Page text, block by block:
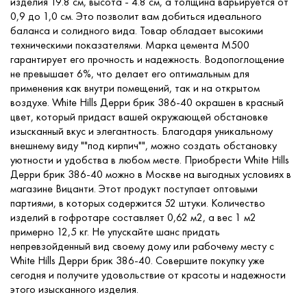
0,9 до 1,0 см. Это позволит вам добиться идеального
баланса и солидного вида. Товар обладает высокими
техническими показателями. Марка цемента М500
гарантирует его прочность и надежность. Водопоглощение
не превышает 6%, что делает его оптимальным для
применения как внутри помещений, так и на открытом
воздухе. White Hills Дерри брик 386-40 окрашен в красный
цвет, который придаст вашей окружающей обстановке
изысканный вкус и элегантность. Благодаря уникальному
внешнему виду ""под кирпич"", можно создать обстановку
уютности и удобства в любом месте. Приобрести White Hills
Дерри брик 386-40 можно в Москве на выгодных условиях в
магазине Вицанти. Этот продукт поступает оптовыми
партиями, в которых содержится 52 штуки. Количество
изделий в гофротаре составляет 0,62 м2, а вес 1 м2
примерно 12,5 кг. Не упускайте шанс придать
непревзойденный вид своему дому или рабочему месту с
White Hills Дерри брик 386-40. Совершите покупку уже
сегодня и получите удовольствие от красоты и надежности
этого изысканного изделия.